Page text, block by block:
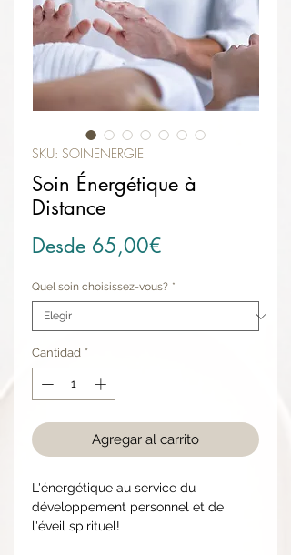
SKU: SOINENERGIE
Soin Énergétique à
Distance
Desde 65,00€
Quel soin choisissez-vous? *
Cantidad *
Agregar al carrito
L'énergétique au service du
développement personnel et de
l'éveil spirituel!